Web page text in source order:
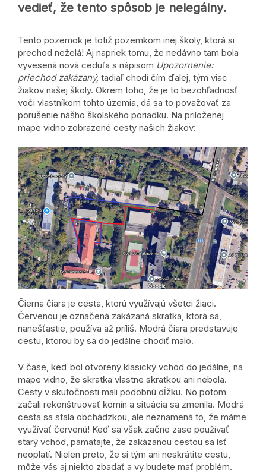
vedieť, že tento spôsob je nelegálny.
Tento pozemok je totiž pozemkom inej školy, ktorá si
prechod neželá! Aj napriek tomu, že nedávno tam bola
vyvesená nová ceduľa s nápisom Upozornenie:
priechod zakázaný, tadiaľ chodí čím ďalej, tým viac
žiakov našej školy. Okrem toho, že je to bezohľadnosť
voči vlastníkom tohto územia, dá sa to považovať za
porušenie nášho školského poriadku. Na priloženej
mape vidno zobrazené cesty našich žiakov:
Čierna čiara je cesta, ktorú využívajú všetci žiaci.
Červenou je označená zakázaná skratka, ktorá sa,
nanešťastie, používa až príliš. Modrá čiara predstavuje
cestu, ktorou by sa do jedálne chodiť malo.
V čase, keď bol otvorený klasický vchod do jedálne, na
mape vidno, že skratka vlastne skratkou ani nebola.
Cesty v skutočnosti mali podobnú dĺžku. No potom
začali rekonštruovať komín a situácia sa zmenila. Modrá
cesta sa stala obchádzkou, ale neznamená to, že máme
využívať červenú! Keď sa však začne zase používať
starý vchod, pamätajte, že zakázanou cestou sa ísť
neoplatí. Nielen preto, že si tým ani neskrátite cestu,
môže vás aj niekto zbadať a vy budete mať problém.